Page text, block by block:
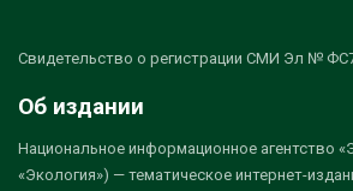
Свидетельство о регистрации СМИ Эл №
Об издании
Национальное информационное агентство
«Экология») — тематическое интернет-